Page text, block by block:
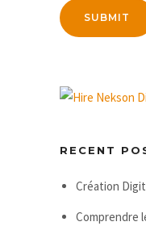
RECENT
Création
Comprendre